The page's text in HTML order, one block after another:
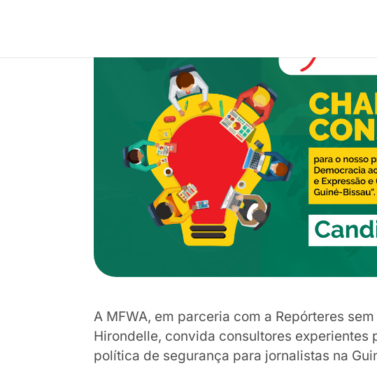
A MFWA, em parceria com a Repórteres
Hirondelle, convida consultores experientes
política de segurança para jornalistas na